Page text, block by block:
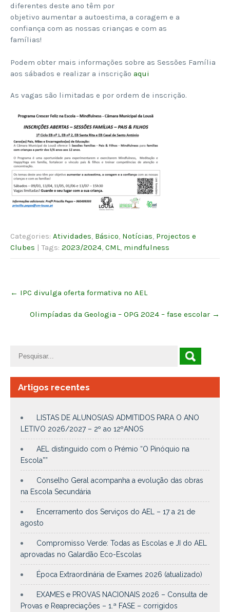
diferentes deste ano têm por
objetivo aumentar a autoestima, a coragem e a
confiança com as nossas crianças e com as
famílias!
Podem obter mais informações sobre as Sessões Família
aos sábados e realizar a inscrição aqui
As vagas são limitadas e por ordem de inscrição.
Categories: Atividades, Básico, Notícias, Projectos e
Clubes | Tags: 2023/2024, CML, mindfulness
navigation
← IPC divulga oferta formativa no AEL
Olimpíadas da Geologia – OPG 2024 – fase escolar →
Artigos recentes
LISTAS DE ALUNOS(AS) ADMITIDOS PARA O ANO
LETIVO 2026/2027 – 2º ao 12ºANOS
AEL distinguido com o Prémio “O Pinóquio na
Escola””
Conselho Geral acompanha a evolução das obras
na Escola Secundária
Encerramento dos Serviços do AEL – 17 a 21 de
agosto
Compromisso Verde: Todas as Escolas e JI do AEL
aprovadas no Galardão Eco-Escolas
Época Extraordinária de Exames 2026 (atualizado)
EXAMES e PROVAS NACIONAIS 2026 – Consulta de
Provas e Reapreciações – 1.ª FASE – corrigidos